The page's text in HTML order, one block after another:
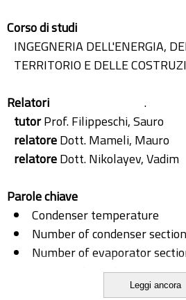
Corso di studi
INGEGNERIA DELL'ENERGIA,
TERRITORIO E DELLE
Relatori
.
tutorProf. Filippeschi, Sauro
relatoreDott. Mameli, Mauro
relatoreDott. Nikolayev, Vadim
Parole chiave
Condenser temperature
Number of condenser
Number of evaporator
Numerical simulation
Pulsating Heat PipeLeggi ancora